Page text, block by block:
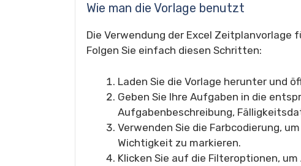
Wie man die Vorlage benutzt
Die Verwendung der Excel
Folgen Sie einfach diesen Schritten:
Laden Sie die Vorlage herunter und
Geben Sie Ihre Aufgaben in die
Aufgabenbeschreibung,
Verwenden Sie die Farbcodierung,
Wichtigkeit zu markieren.
Klicken Sie auf die Filteroptionen,